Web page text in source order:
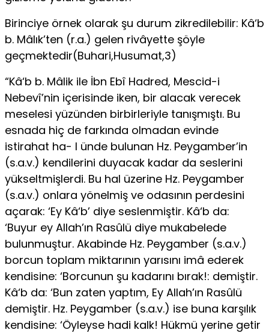
Birinciye örnek olarak şu durum zikredilebilir: Kâ‘b
b. Mâlık’ten (r.a.) gelen rivâyette şöyle
geçmektedir(Buhari,Husumat,3)
“Kâ‘b b. Mâlik ile İbn Ebî Hadred, Mescid-i
Nebevî’nin içerisinde iken, bir alacak verecek
meselesi yüzünden birbirleriyle tanışmıştı. Bu
esnada hiç de farkında olmadan evinde
istirahat ha- I ünde bulunan Hz. Peygamber’in
(s.a.v.) kendilerini duyacak kadar da seslerini
yükseltmişlerdi. Bu hal üzerine Hz. Peygamber
(s.a.v.) onlara yönelmiş ve odasının perdesini
açarak: ‘Ey Kâ‘b’ diye ses­lenmiştir. Kâ‘b da:
‘Buyur ey Allah’ın Rasûlü diye mukabelede
bulunmuştur. Akabinde Hz. Peygamber (s.a.v.)
borcun toplam miktarının yarısını imâ ederek
kendisine: ‘Borcunun şu kadarını bırak!: demiştir.
Kâ‘b da: ‘Bun zaten yaptım, Ey Allah’ın Rasûlü
demiştir. Hz. Peygamber (s.a.v.) ise buna karşılık
kendisine: ‘Öy­leyse hadi kalk! Hükmü yerine getir